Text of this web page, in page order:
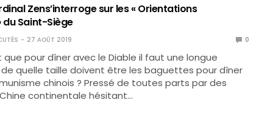
Zens’interroge sur les « Orientations
Saint-Siège
27 AOÛT 2019 0
pour dîner avec le Diable il faut une longue
de quelle taille doivent être les baguettes pour dîner
chinois ? Pressé de toutes parts par des
continentale hésitant…